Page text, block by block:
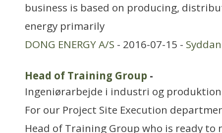
business is based on producing,
energy primarily
DONG ENERGY A/S - 2016-07-15 -
Head of Training Group -
Ingeniørarbejde i industri og produktion
For our Project Site Execution
Head of Training Group who is ready to